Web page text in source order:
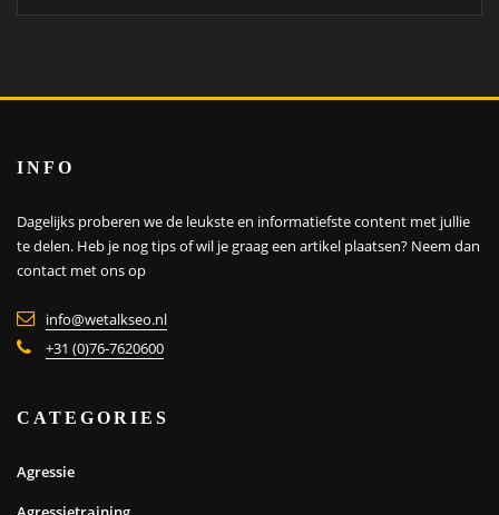
INFO
Dagelijks proberen we de leukste en informatiefste content met jullie
te delen. Heb je nog tips of wil je graag een artikel plaatsen? Neem dan
contact met ons op
info@wetalkseo.nl
+31 (0)76-7620600
CATEGORIES
Agressie